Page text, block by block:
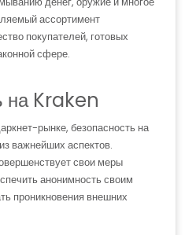
ассортимент
покупателей, готовых
сфере.
на Kraken
рынке, безопасность на
важнейших аспектов.
свои меры
анонимность своим
проникновения внешних